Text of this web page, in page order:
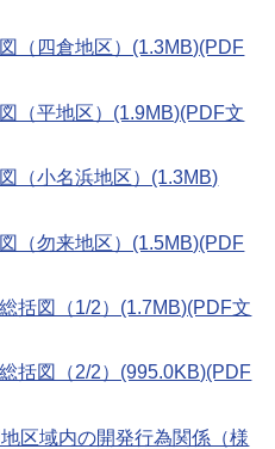
（四倉地区）(1.3MB)(PDF
（平地区）(1.9MB)(PDF文
（小名浜地区）(1.3MB)
（勿来地区）(1.5MB)(PDF
括図（1/2）(1.7MB)(PDF文
括図（2/2）(995.0KB)(PDF
区域内の開発行為関係（様